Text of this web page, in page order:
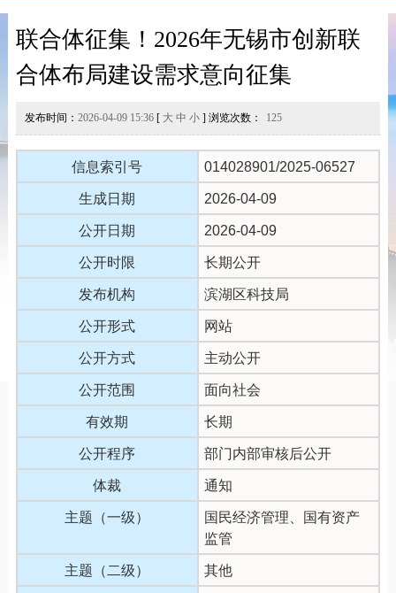
联合体征集！2026年无锡市创新联
合体布局建设需求意向征集
发布时间： 2026-04-09 15:36[ 大 中 小] 浏览次数： 125
信息索引号 014028901/2025-06527
生成日期 2026-04-09
公开日期 2026-04-09
公开时限 长期公开
发布机构 滨湖区科技局
公开形式 网站
公开方式 主动公开
公开范围 面向社会
有效期 长期
公开程序 部门内部审核后公开
体裁 通知
主题（一级）
国民经济管理、国有资产
监管
主题（二级） 其他